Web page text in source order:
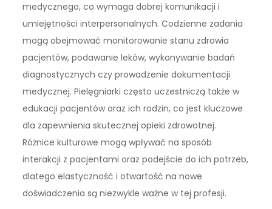
medycznego, co wymaga dobrej komunikacji i
umiejętności interpersonalnych. Codzienne zadania
mogą obejmować monitorowanie stanu zdrowia
pacjentów, podawanie leków, wykonywanie badań
diagnostycznych czy prowadzenie dokumentacji
medycznej. Pielęgniarki często uczestniczą także w
edukacji pacjentów oraz ich rodzin, co jest kluczowe
dla zapewnienia skutecznej opieki zdrowotnej.
Różnice kulturowe mogą wpływać na sposób
interakcji z pacjentami oraz podejście do ich potrzeb,
dlatego elastyczność i otwartość na nowe
doświadczenia są niezwykle ważne w tej profesji.